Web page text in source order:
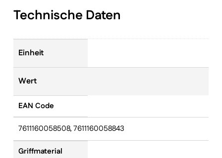
Technische Daten
Einheit
Wert
EAN Code
7611160058508, 7611160058843
Griffmaterial